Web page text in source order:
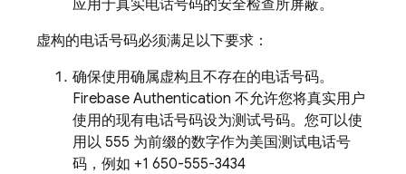
应用于真实电话号码的安全检查所屏蔽。
虚构的电话号码必须满足以下要求：
确保使用确属虚构且不存在的电话号码。
Firebase Authentication 不允许您将真实用户
使用的现有电话号码设为测试号码。您可以使
用以 555 为前缀的数字作为美国测试电话号
码，例如 +1 650-555-3434